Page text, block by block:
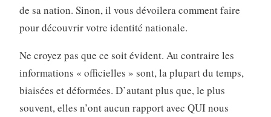
de sa nation. Sinon, il vous dévoilera comment faire
pour découvrir votre identité nationale.
Ne croyez pas que ce soit évident. Au contraire les
informations « officielles » sont, la plupart du temps,
biaisées et déformées. D’autant plus que, le plus
souvent, elles n’ont aucun rapport avec QUI nous